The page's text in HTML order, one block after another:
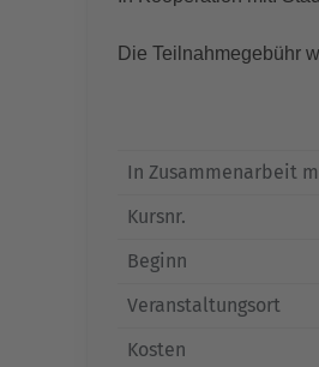
Die Teilnahmegebühr
In Zusammenarbeit
Kursnr.
Beginn
Veranstaltungsort
Kosten